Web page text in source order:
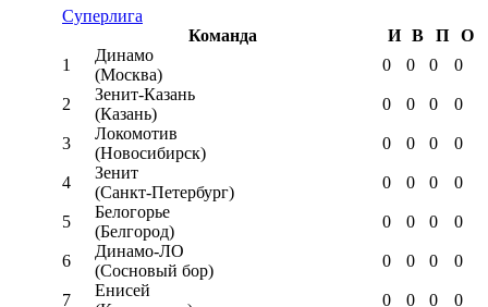
Суперлига
Команда
И В П
О
1
Динамо
(Москва)
0 0 0 0
2
Зенит-Казань
(Казань)
0 0 0 0
3
Локомотив
(Новосибирск)
0 0 0 0
4
Зенит
(Санкт-Петербург)
0 0 0 0
5
Белогорье
(Белгород)
0 0 0 0
6
Динамо-ЛО
(Сосновый бор)
0 0 0 0
7
Енисей
0 0 0 0